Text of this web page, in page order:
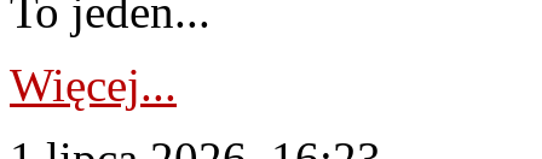
To jeden...
Więcej...